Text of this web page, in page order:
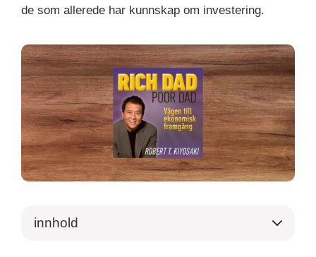
de som allerede har kunnskap om investering.
innhold